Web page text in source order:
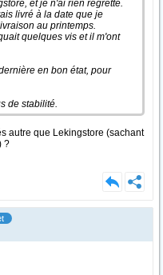
et je n'ai rien regretté.
livré à la date que je
au printemps.
quelques vis et il m'ont
en bon état, pour
de stabilité.
autre que Lekingstore (sachant
?